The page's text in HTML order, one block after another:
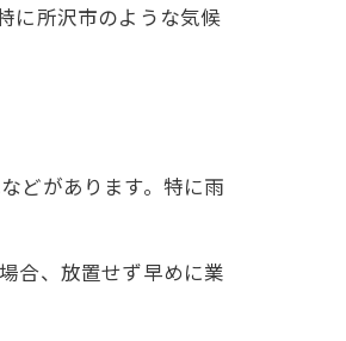
に所沢市のような気候
どがあります。特に雨
合、放置せず早めに業